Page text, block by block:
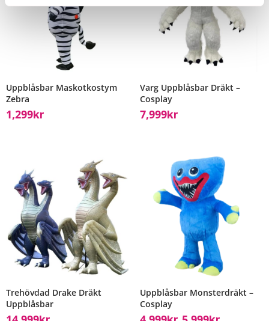
Uppblåsbar Maskotkostym
Zebra
1,299Kr
Varg Uppblåsbar Dräkt –
Cosplay
7,999Kr
Trehövdad Drake Dräkt
Uppblåsbar
Uppblåsbar Monsterdräkt –
Cosplay